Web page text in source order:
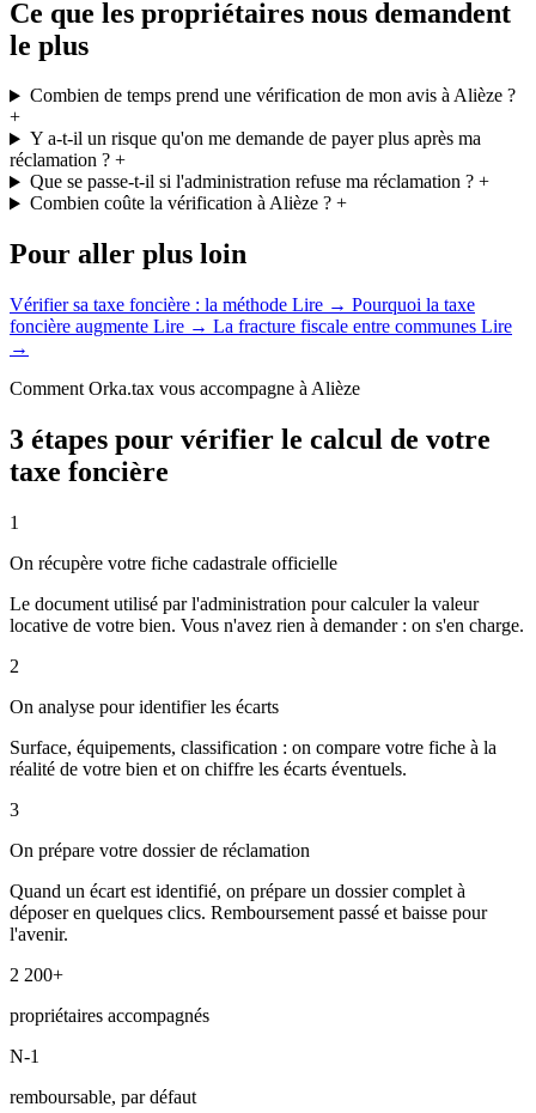
Ce que les propriétaires nous demandent
le plus
Combien de temps prend une vérification de mon avis à Alièze ?
+
Y a-t-il un risque qu'on me demande de payer plus après ma
réclamation ? +
Que se passe-t-il si l'administration refuse ma réclamation ?+
Combien coûte la vérification à Alièze ?+
Pour aller plus loin
Vérifier sa taxe foncière : la méthode Lire → Pourquoi la taxe
foncière augmente Lire → La fracture fiscale entre communes Lire
→
Comment Orka.tax vous accompagne à Alièze
3 étapes pour vérifier le calcul de votre
taxe foncière
1
On récupère votre fiche cadastrale officielle
Le document utilisé par l'administration pour calculer la valeur
locative de votre bien. Vous n'avez rien à demander : on s'en charge.
2
On analyse pour identifier les écarts
Surface, équipements, classification : on compare votre fiche à la
réalité de votre bien et on chiffre les écarts éventuels.
3
On prépare votre dossier de réclamation
Quand un écart est identifié, on prépare un dossier complet à
déposer en quelques clics. Remboursement passé et baisse pour
l'avenir.
2 200+
propriétaires accompagnés
N-1
remboursable, par défaut